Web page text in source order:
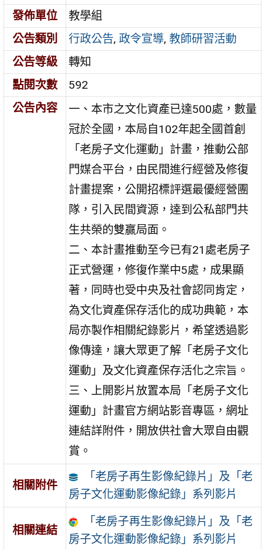
發佈單位
教學組
公告類別
行政公告,政令宣導,教師研習活動
公告等級
轉知
點閱次數
592
公告內容
一、本市之文化資產已達500處，數量
冠於全國，本局自102年起全國首創
「老房子文化運動」計畫，推動公部
門媒合平台，由民間進行經營及修復
計畫提案，公開招標評選最優經營團
隊，引入民間資源，達到公私部門共
生共榮的雙贏局面。
二、本計畫推動至今已有21處老房子
正式營運，修復作業中5處，成果顯
著，同時也受中央及社會認同肯定，
為文化資產保存活化的成功典範，本
局亦製作相關紀錄影片，希望透過影
像傳達，讓大眾更了解「老房子文化
運動」及文化資產保存活化之宗旨。
三、上開影片放置本局「老房子文化
運動」計畫官方網站影音專區，網址
連結詳附件，開放供社會大眾自由觀
賞。
相關附件
「老房子再生影像紀錄片」及「老
房子文化運動影像紀錄」系列影片
相關連結
「老房子再生影像紀錄片」及「老
房子文化運動影像紀錄」系列影片